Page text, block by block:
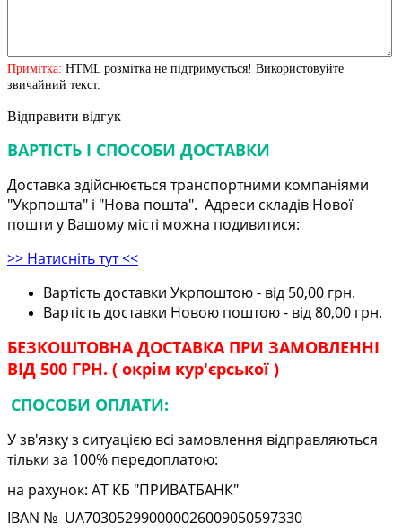
Примітка: HTML розмітка не підтримується! Використовуйте
звичайний текст.
Відправити відгук
ВАРТІСТЬ І СПОСОБИ ДОСТАВКИ
Доставка здійснюється транспортними компаніями
"Укрпошта" і "Нова пошта". Адреси складів Нової
пошти у Вашому місті можна подивитися:
>> Натисніть тут <<
Вартість доставки Укрпоштою - від 50,00 грн.
Вартість доставки Новою поштою - від 80,00 грн.
БЕЗКОШТОВНА ДОСТАВКА ПРИ ЗАМОВЛЕННІ
ВІД 500 ГРН. ( окрім кур'єрської )
СПОСОБИ ОПЛАТИ:
У зв'язку з ситуацією всі замовлення відправляються
тільки за 100% передоплатою:
на рахунок: АТ КБ "ПРИВАТБАНК"
IBAN № UA703052990000026009050597330